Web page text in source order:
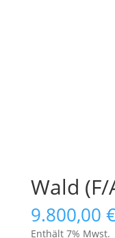
Wald (F/
9.800,00
Enthält 7% Mwst.